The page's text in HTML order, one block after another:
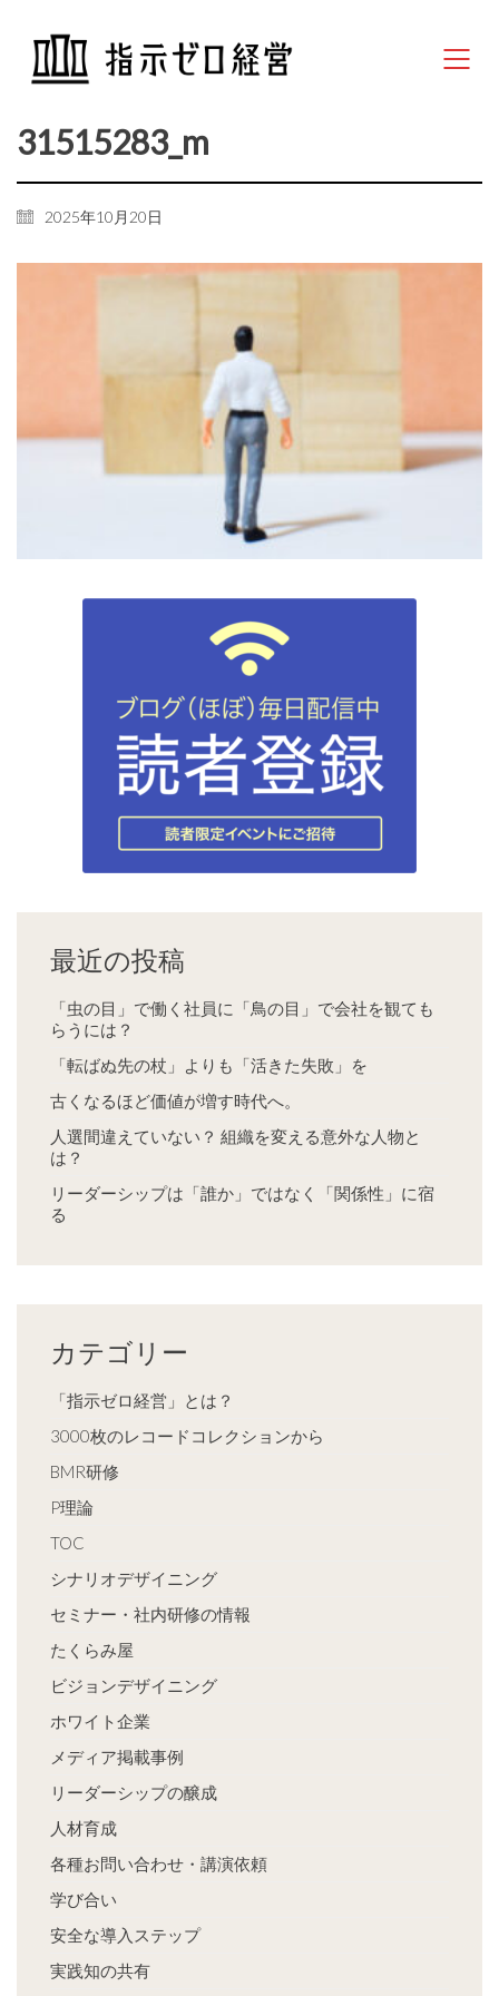
31515283_m
2025年10月20日
最近の投稿
「虫の目」で働く社員に「鳥の目」で会社を観ても
らうには？
「転ばぬ先の杖」よりも「活きた失敗」を
古くなるほど価値が増す時代へ。
人選間違えていない？ 組織を変える意外な人物と
は？
リーダーシップは「誰か」ではなく「関係性」に宿
る
カテゴリー
「指示ゼロ経営」とは？
3000枚のレコードコレクションから
BMR研修
P理論
TOC
シナリオデザイニング
セミナー・社内研修の情報
たくらみ屋
ビジョンデザイニング
ホワイト企業
メディア掲載事例
リーダーシップの醸成
人材育成
各種お問い合わせ・講演依頼
学び合い
安全な導入ステップ
実践知の共有